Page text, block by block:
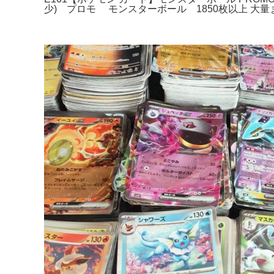
少) プロモ モンスターボール 1850枚以上 大量